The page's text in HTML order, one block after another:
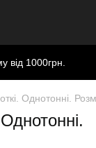
від 1000грн.
Однотонні.